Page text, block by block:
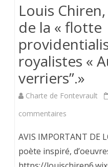
ancêtre
du
château
de
Vaux
et
du
Louis
de la « flotte
royalistes «
verriers”.»
Charte de Fontevrault
commentaires
Chiren,
AVIS IMPORTANT DE
poète inspiré,